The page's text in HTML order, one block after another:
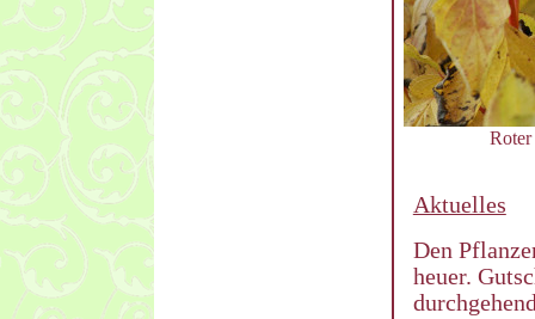
Aktuelles
Den
heuer.